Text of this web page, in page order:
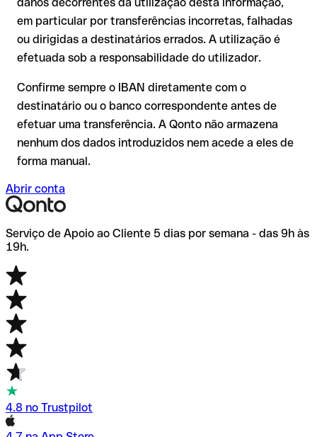
ser verificada pelo próprio Ajman Bank Pjsc ou através de uma
transferência de teste.
comissões adicionais.
Recomendação
: verifique cada IBAN antes de efetuar uma
transferência com o nosso IBAN Checker gratuito e, em caso
de dúvida, confirme-o diretamente com o destinatário. Esta
precaução é especialmente importante com montantes
elevados ou em novas relações comerciais.
em particular por transferências incorretas, falhadas
ou dirigidas a destinatários errados. A utilização é
efetuada sob a responsabilidade do utilizador.
Confirme sempre o IBAN diretamente com o
destinatário ou o banco correspondente antes de
efetuar uma transferência. A Qonto não armazena
nenhum dos dados introduzidos nem acede a eles de
forma manual.
Abrir conta
Serviço de Apoio ao Cliente 5 dias por semana - das 9h às
19h.
4.8 no Trustpilot